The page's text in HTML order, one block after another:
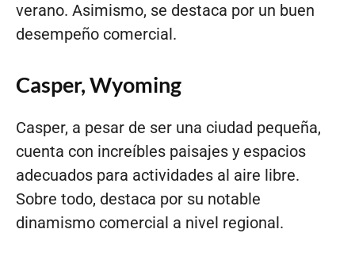
verano. Asimismo, se destaca por un buen
desempeño comercial.
Casper, Wyoming
Casper, a pesar de ser una ciudad pequeña,
cuenta con increíbles paisajes y espacios
adecuados para actividades al aire libre.
Sobre todo, destaca por su notable
dinamismo comercial a nivel regional.